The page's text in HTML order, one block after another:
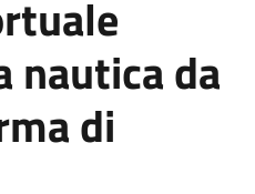
nautica da
di